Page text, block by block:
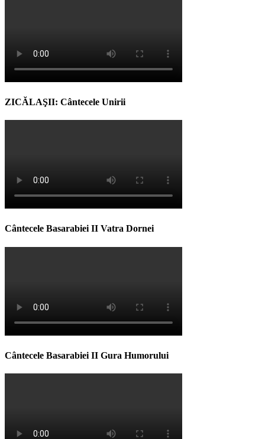
ZICĂLAŞII: Cântecele Unirii
Cântecele Basarabiei II Vatra Dornei
Cântecele Basarabiei II Gura Humorului